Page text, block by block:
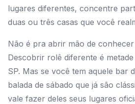
lugares diferentes, concentre
duas ou três casas que você
Não é pra abrir mão de
Descobrir rolê diferente é
SP. Mas se você tem aquele bar
balada de sábado que já são
vale fazer deles seus lugares